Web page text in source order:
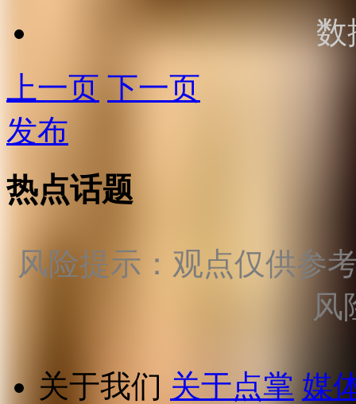
数
上一页 下一页
发布
热点话题
风险提示：观点仅供参
风
关于我们 关于点掌 媒